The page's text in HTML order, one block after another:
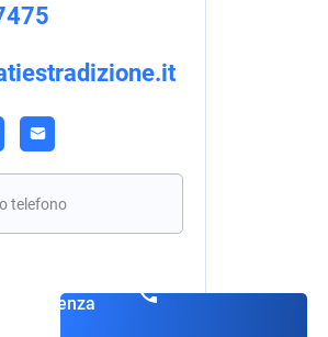
vuoto questo campo.
consulenza